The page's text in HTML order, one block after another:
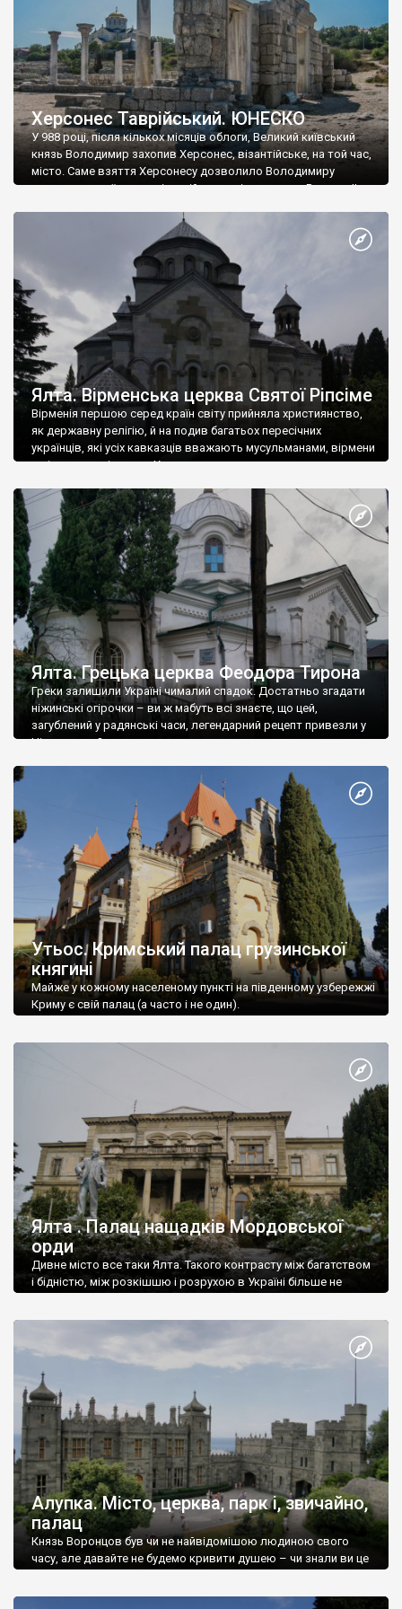
Херсонес Таврійський. ЮНЕСКО
У 988 році, після кількох місяців облоги, Великий київський
князь Володимир захопив Херсонес, візантійське, на той час,
місто. Саме взяття Херсонесу дозволило Володимиру
диктувати свої умови візантійському імператору Василю ІІ, та
Херсонесі Володимир-язичник, став Василем-християнином.
А потім було Хрещення Русі. На честь Херсонесу Таврійського
Ялта. Вірменська церква Святої Ріпсіме
Вірменія першою серед країн світу прийняла християнство,
як державну релігію, й на подив багатьох пересічних
українців, які усіх кавказців вважають мусульманами, вірмени
є відданими вірянами Христа
Ялта. Грецька церква Феодора Тирона
Греки залишили Україні чималий спадок. Достатньо згадати
ніжинські огірочки – ви ж мабуть всі знаєте, що цей,
загублений у радянські часи, легендарний рецепт привезли у
Ніжин греки?
Утьос. Кримський палац грузинської
княгині
Майже у кожному населеному пункті на південному узбережжі
Криму є свій палац (а часто і не один).
Ялта . Палац нащадків Мордовської
орди
Дивне місто все таки Ялта. Такого контрасту між багатством
і бідністю, між розкішшю і розрухою в Україні більше не
Алупка. Місто, церква, парк і, звичайно,
палац
Князь Воронцов був чи не найвідомішою людиною свого
часу, але давайте не будемо кривити душею – чи знали ви це